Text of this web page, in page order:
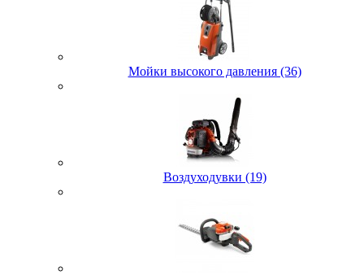
Мойки высокого давления (36)
Воздуходувки (19)